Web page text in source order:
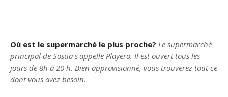
Où est le supermarché le plus proche? Le supermarché
principal de Sosua s'appelle Playero. Il est ouvert tous les
jours de 8h à 20 h. Bien approvisionné, vous trouverez tout ce
dont vous avez besoin.